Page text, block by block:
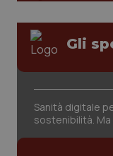
Gli
Sanità digitale
sostenibilità.